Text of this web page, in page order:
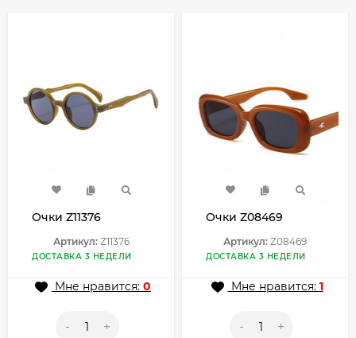
Очки Z11376
Артикул:Z11376
ДОСТАВКА 3 НЕДЕЛИ
Мне нравится: 0
- +
Очки Z08469
Артикул: Z08469
ДОСТАВКА 3 НЕДЕЛИ
Мне нравится: 1
- +